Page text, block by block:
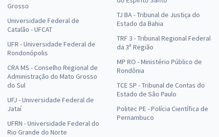
Grosso
Universidade Federal de
Catalão - UFCAT
UFR - Universidade Federal de
Rondonópolis
CRA MS - Conselho Regional de
Administração do Mato Grosso
do Sul
UFJ - Universidade Federal de
Jataí
UFRN - Universidade Federal do
Rio Grande do Norte
TJ BA - Tribunal de Justiça do
Estado da Bahia
TRF 3 - Tribunal Regional Federal
da 3ª Região
MP RO - Ministério Público de
Rondônia
TCE SP - Tribunal de Contas do
Estado de São Paulo
Politec PE - Polícia Científica de
Pernambuco